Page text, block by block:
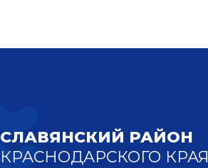
СЛАВЯНСКИЙ РАЙОН
КРАСНОДАРСКОГО КРАЯ